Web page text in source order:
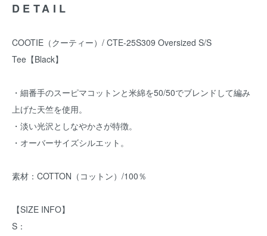
DETAIL
COOTIE（クーティー）/ CTE-25S309 Oversized S/S
Tee【Black】
・細番手のスーピマコットンと米綿を50/50でブレンドして編み
上げた天竺を使用。
・淡い光沢としなやかさが特徴。
・オーバーサイズシルエット。
素材：COTTON（コットン）/100％
【SIZE INFO】
S：